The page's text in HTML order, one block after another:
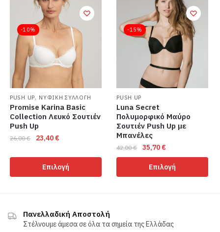
πολλαπλές
παραλλαγές.
Οι
επιλογές
μπορούν
να
επιλεγούν
στη
σελίδα
του
προϊόντος
πολλαπλές
παραλλαγές.
επιλεγούν
στη
σελίδα
του
προϊόντος
-10%
PUSH UP, ΝΥΦΙΚΗ ΣΥΛΛΟΓΗ
Promise Karina Basic
Collection Λευκό Σουτιέν
Push Up
26,00€
Original
was:
26,00 €.
23,40 €Η
τιμή
είναι:
Επιλογή
προϊόν
παραλλαγές.
-15%
PUSH UP
Luna Secret
Πολυμορφικό Μαύρο
Σουτιέν Push Up με
Μπανέλες
42,00€
Original
price
was:
42,00 €.
35,70 €Η
τρέχουσα
τιμή
είναι:
Επιλογή
το
παραλλαγές.
Πανελλαδική Αποστολή
Στέλνουμε άμεσα σε όλα τα σημεία της Ελλάδας